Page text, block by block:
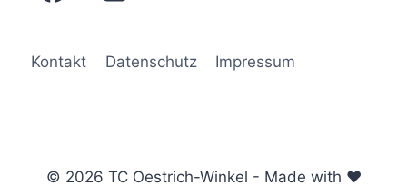
Kontakt Datenschutz Impressum
© 2026 TC Oestrich-Winkel - Made with ♥